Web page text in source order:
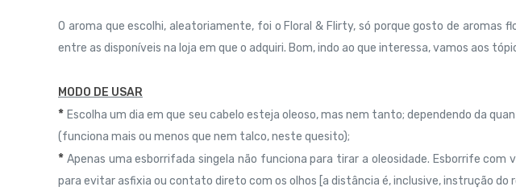
O aroma que escolhi, aleatoriamente, foi o Floral & Flirty, só porque gosto de aromas
entre as disponíveis na loja em que o adquiri. Bom, indo ao que interessa, vamos aos
MODO DE USAR
*Escolha um dia em que seu cabelo esteja oleoso, mas nem tanto; dependendo da
(funciona mais ou menos que nem talco, neste quesito);
* Apenas uma esborrifada singela não funciona para tirar a oleosidade. Esborrife com
para evitar asfixia ou contato direto com os olhos [a distância é, inclusive, instrução do